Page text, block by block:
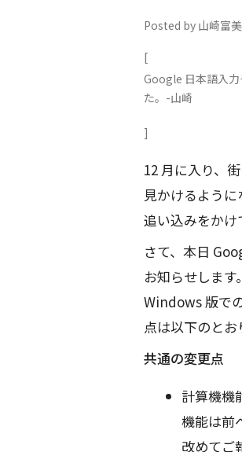
Posted by 山崎富
[
Google 日本語入
た。-山崎
]
12 月に入り、
見かけるよう
追い込みをかけ
さて、本日
お知らせします
Windows 版で
点は以下のとお
共通の変更点
計算機機
機能は前
改めてご